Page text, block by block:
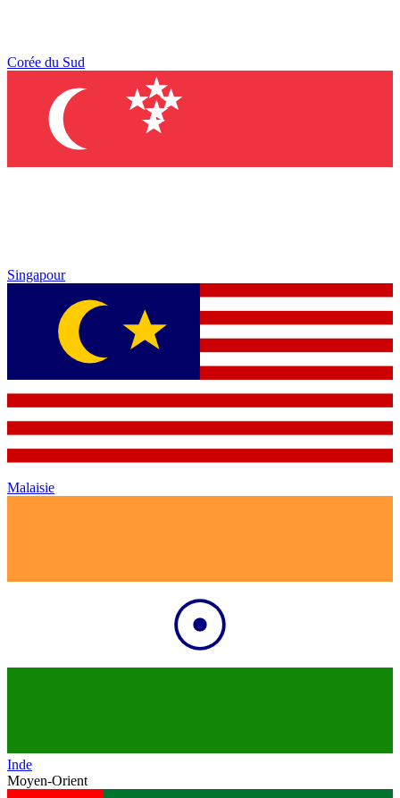
Corée du Sud
Singapour
Malaisie
Inde
Moyen-Orient